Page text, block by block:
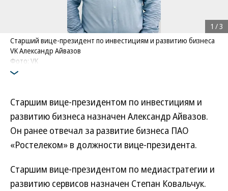
Старший вице-президент по инвестициям и развитию бизнеса
VK Александр Айвазов
Фото: VK
1 /3
Старшим вице-президентом по инвестициям и
развитию бизнеса назначен Александр Айвазов.
Он ранее отвечал за развитие бизнеса ПАО
«Ростелеком» в должности вице-президента.
Старшим вице-президентом по медиастратегии и
развитию сервисов назначен Степан Ковальчук.